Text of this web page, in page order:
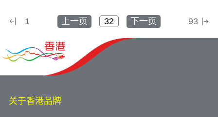
1 上一页 下一页 93
关于香港品牌